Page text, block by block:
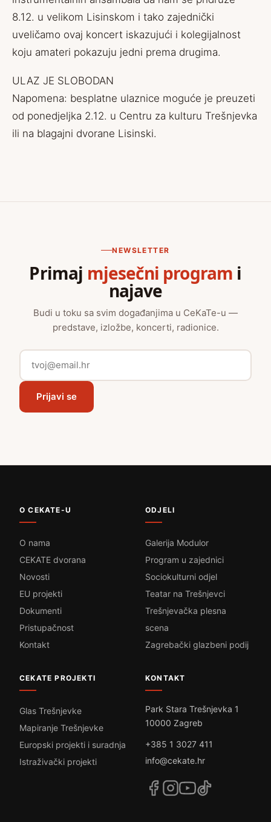
8.12. u velikom Lisinskom i tako zajednički
uveličamo ovaj koncert iskazujući i kolegijalnost
koju amateri pokazuju jedni prema drugima.
ULAZ JE SLOBODAN
Napomena: besplatne ulaznice moguće je preuzeti
od ponedjeljka 2.12. u Centru za kulturu Trešnjevka
ili na blagajni dvorane Lisinski.
NEWSLETTER
Primaj mjesečni program i
najave
Budi u toku sa svim događanjima u CeKaTe-u —
predstave, izložbe, koncerti, radionice.
Prijavi se
O CEKATE-U
O nama
CEKATE dvorana
Novosti
EU projekti
Dokumenti
Pristupačnost
Kontakt
ODJELI
Galerija Modulor
Program u zajednici
Sociokulturni odjel
Teatar na Trešnjevci
Trešnjevačka plesna
scena
Zagrebački glazbeni podij
CEKATE PROJEKTI
Glas Trešnjevke
Mapiranje Trešnjevke
Europski projekti i suradnja
Istraživački projekti
KONTAKT
Park Stara Trešnjevka 1
10000 Zagreb
+385 1 3027 411
info@cekate.hr